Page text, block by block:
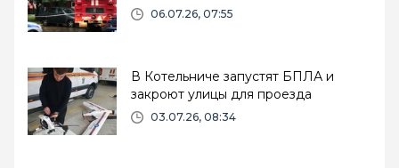
06.07.26, 07:55
В Котельниче запустят БПЛА и
закроют улицы для проезда
03.07.26, 08:34